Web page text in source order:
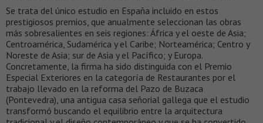
Se trata del único estudio en España incluido en estos
prestigiosos premios, que anualmente seleccionan las obras
más sobresalientes en seis regiones: África y el oeste de Asia;
Centroamérica, Sudamérica y el Caribe; Norteamérica; Centro y
Noreste de Asia; sur de Asia y el Pacífico; y Europa.
Concretamente, la firma ha sido distinguida con el Premio
Especial Exteriores en la categoría de Restaurantes por el
trabajo llevado en la reforma del Pazo de Buzaca
(Pontevedra), una antigua casa señorial gallega que el estudio
transformó buscando el equilibrio entre la arquitectura